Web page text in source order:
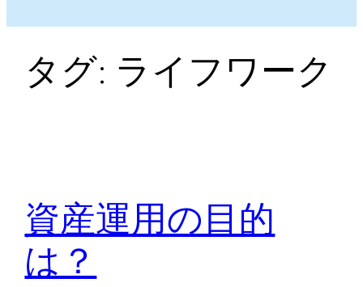
タグ: ライフワーク
資産運用の目的
は？